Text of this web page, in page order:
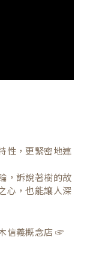
性，更緊密地連
，訴說著樹的故
心，也能讓人深
信義概念店 ☞